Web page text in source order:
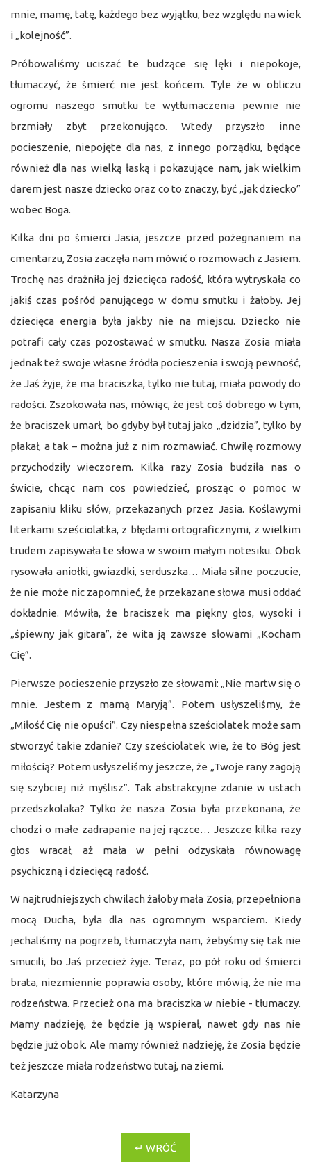
mnie, mamę, tatę, każdego bez wyjątku, bez względu na wiek
i „kolejność”.
Próbowaliśmy uciszać te budzące się lęki i niepokoje,
tłumaczyć, że śmierć nie jest końcem. Tyle że w obliczu
ogromu naszego smutku te wytłumaczenia pewnie nie
brzmiały zbyt przekonująco. Wtedy przyszło inne
pocieszenie, niepojęte dla nas, z innego porządku, będące
również dla nas wielką łaską i pokazujące nam, jak wielkim
darem jest nasze dziecko oraz co to znaczy, być „jak dziecko”
wobec Boga.
Kilka dni po śmierci Jasia, jeszcze przed pożegnaniem na
cmentarzu, Zosia zaczęła nam mówić o rozmowach z Jasiem.
Trochę nas drażniła jej dziecięca radość, która wytryskała co
jakiś czas pośród panującego w domu smutku i żałoby. Jej
dziecięca energia była jakby nie na miejscu. Dziecko nie
potrafi cały czas pozostawać w smutku. Nasza Zosia miała
jednak też swoje własne źródła pocieszenia i swoją pewność,
że Jaś żyje, że ma braciszka, tylko nie tutaj, miała powody do
radości. Zszokowała nas, mówiąc, że jest coś dobrego w tym,
że braciszek umarł, bo gdyby był tutaj jako „dzidzia”, tylko by
płakał, a tak – można już z nim rozmawiać. Chwilę rozmowy
przychodziły wieczorem. Kilka razy Zosia budziła nas o
świcie, chcąc nam cos powiedzieć, prosząc o pomoc w
zapisaniu kliku słów, przekazanych przez Jasia. Koślawymi
literkami sześciolatka, z błędami ortograficznymi, z wielkim
trudem zapisywała te słowa w swoim małym notesiku. Obok
rysowała aniołki, gwiazdki, serduszka… Miała silne poczucie,
że nie może nic zapomnieć, że przekazane słowa musi oddać
dokładnie. Mówiła, że braciszek ma piękny głos, wysoki i
„śpiewny jak gitara”, że wita ją zawsze słowami „Kocham
Cię”.
Pierwsze pocieszenie przyszło ze słowami: „Nie martw się o
mnie. Jestem z mamą Maryją”. Potem usłyszeliśmy, że
„Miłość Cię nie opuści”. Czy niespełna sześciolatek może sam
stworzyć takie zdanie? Czy sześciolatek wie, że to Bóg jest
miłością? Potem usłyszeliśmy jeszcze, że „Twoje rany zagoją
się szybciej niż myślisz”. Tak abstrakcyjne zdanie w ustach
przedszkolaka? Tylko że nasza Zosia była przekonana, że
chodzi o małe zadrapanie na jej rączce… Jeszcze kilka razy
głos wracał, aż mała w pełni odzyskała równowagę
psychiczną i dziecięcą radość.
W najtrudniejszych chwilach żałoby mała Zosia, przepełniona
mocą Ducha, była dla nas ogromnym wsparciem. Kiedy
jechaliśmy na pogrzeb, tłumaczyła nam, żebyśmy się tak nie
smucili, bo Jaś przecież żyje. Teraz, po pół roku od śmierci
brata, niezmiennie poprawia osoby, które mówią, że nie ma
rodzeństwa. Przecież ona ma braciszka w niebie - tłumaczy.
Mamy nadzieję, że będzie ją wspierał, nawet gdy nas nie
będzie już obok. Ale mamy również nadzieję, że Zosia będzie
też jeszcze miała rodzeństwo tutaj, na ziemi.
Katarzyna
↵ WRÓĆ